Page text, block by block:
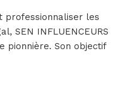
professionnaliser les
SEN INFLUENCEURS
pionnière. Son objectif